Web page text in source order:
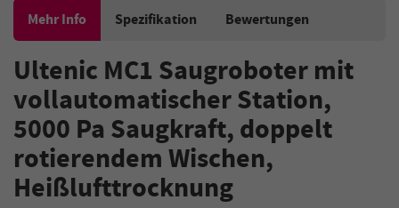
Mehr Info Spezifikation Bewertungen
Ultenic MC1 Saugroboter mit
vollautomatischer Station,
5000 Pa Saugkraft, doppelt
rotierendem Wischen,
Heißlufttrocknung